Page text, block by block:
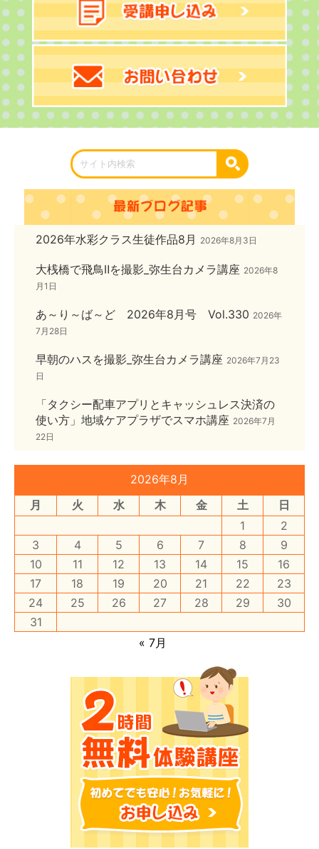
2026年水彩クラス生徒作品8月 2026年8月3日
大桟橋で飛鳥Ⅱを撮影_弥生台カメラ講座 2026年8
月1日
あ～り～ば～ど 2026年8月号 Vol.330 2026年
7月28日
早朝のハスを撮影_弥生台カメラ講座 2026年7月23
日
「タクシー配車アプリとキャッシュレス決済の
使い方」地域ケアプラザでスマホ講座 2026年7月
22日
2026年8月
月
火 水 木 金 土
日
1
2
3
4 5 6 7 8
9
10
11 12 13 14 15
16
17
18 19 20 21 22
23
24
25 26 27 28 29
30
31
« 7月